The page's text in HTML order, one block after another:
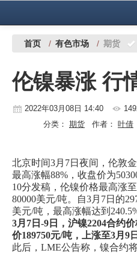
中国有色金属报社主办 广告服务
铜镍铅锌
铝
有色市场
科技
镁钛
地矿 建设
首页 / 有色市场 / 期货
伦镍暴涨 行
2022年03月08日 14:40
分类： 期货 作者： 叶倩
北京时间3月7日夜间，伦敦
最高涨幅88%，收盘价为
10分发稿，伦镍价格最高涨
80000美元/吨。自3月7日的
美元/吨，最高涨幅达到
3月7日-9日，沪镍2204合约
价189750元/吨，上涨至3月9
此后，LME公告称，镍合约